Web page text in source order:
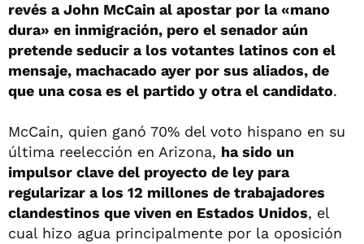
revés a John McCain al apostar por la «mano
dura» en inmigración, pero el senador aún
pretende seducir a los votantes latinos con el
mensaje, machacado ayer por sus aliados, de
que una cosa es el partido y otra el candidato.
McCain, quien ganó 70% del voto hispano en su
última reelección en Arizona, ha sido un
impulsor clave del proyecto de ley para
regularizar a los 12 millones de trabajadores
clandestinos que viven en Estados Unidos, el
cual hizo agua principalmente por la oposición